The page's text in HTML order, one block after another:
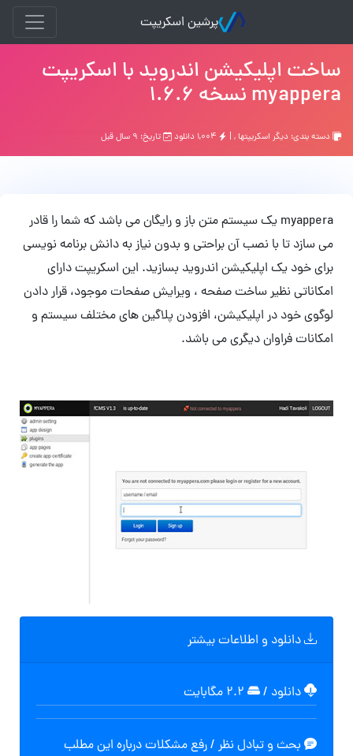
پرشین اسکریپت
ساخت اپلیکیشن اندروید با اسکریپت
myappera نسخه 1.6.6
دسته بندی: ديگر اسكريپتها, | تاریخ: ۹ سال قبل
myappera یک سیستم متن باز و رایگان می باشد که شما را قادر
می سازد تا با نصب آن براحتی و بدون نیاز به دانش برنامه نویسی
برای خود یک اپلیکیشن اندروید بسازید. این اسکریپت دارای
امکاناتی نظیر ساخت صفحه ، ویرایش صفحات موجود، قرار دادن
لوگوی خود در اپلیکیشن، افزودن پلاگین های مختلف سیستم و
امکانات فراوان دیگری می باشد.
دانلود و اطلاعات بیشتر
دانلود /
بحث و تبادل نظر / رفع مشکلات درباره این مطلب